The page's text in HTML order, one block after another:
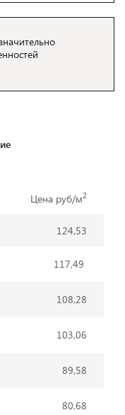
Цена руб/м2
124,53
117,49
108,28
103,06
89,58
80,68